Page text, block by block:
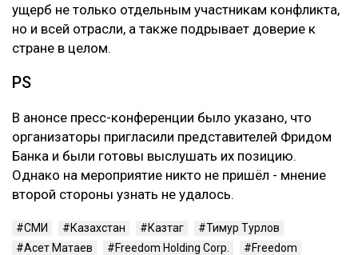
ущерб не только отдельным участникам конфликта,
но и всей отрасли, а также подрывает доверие к
стране в целом.
PS
В анонсе пресс-конференции было указано, что
организаторы пригласили представителей Фридом
Банка и были готовы выслушать их позицию.
Однако на мероприятие никто не пришёл - мнение
второй стороны узнать не удалось.
СМИ Казахстан Казтаг
Тимур Турлов
Асет Матаев
Freedom Holding Corp. Freedom